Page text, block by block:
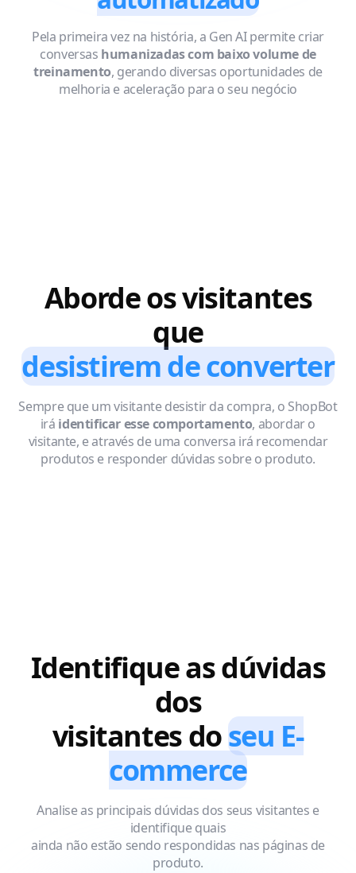
Pela primeira vez na história, a Gen AI permite criar
conversas humanizadas com baixo volume de
treinamento, gerando diversas oportunidades de
melhoria e aceleração para o seu negócio
Aborde os visitantes
que
desistirem de converter
Sempre que um visitante desistir da compra, o ShopBot
irá identificar esse comportamento, abordar o
visitante, e através de uma conversa irá recomendar
produtos e responder dúvidas sobre o produto.
Identifique as dúvidas
dos
visitantes doseu E-
commerce
Analise as principais dúvidas dos seus visitantes e
identifique quais
ainda não estão sendo respondidas nas páginas de
produto.